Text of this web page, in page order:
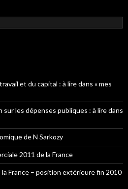
et du capital : à lire dans « mes
les dépenses publiques : à lire dans
de N Sarkozy
2011 de la France
la France – position extérieure fin 2010